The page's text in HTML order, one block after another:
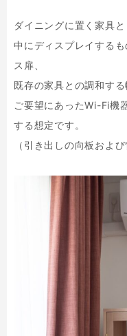
ダイニングに置く家具
中にディスプレイする
ス扉、
既存の家具との調和する
ご要望にあったWi-Fi機
する想定です。
（引き出しの向板およ